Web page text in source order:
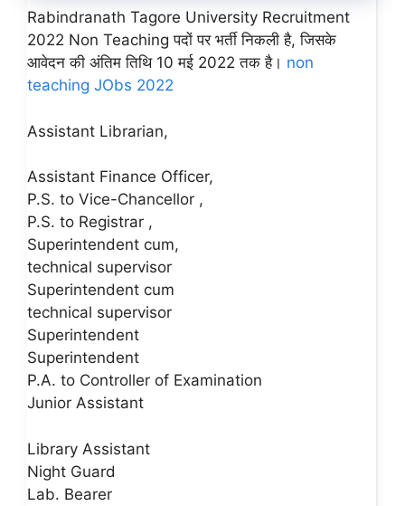
Rabindranath Tagore University Recruitment
2022 Non Teaching पदों पर भर्ती निकली है, जिसके
आवेदन की अंतिम तिथि 10 मई 2022 तक है। non
teaching JObs 2022
Assistant Librarian,
Assistant Finance Officer,
P.S. to Vice-Chancellor ,
P.S. to Registrar ,
Superintendent cum,
technical supervisor
Superintendent cum
technical supervisor
Superintendent
Superintendent
P.A. to Controller of Examination
Junior Assistant
Library Assistant
Night Guard
Lab. Bearer